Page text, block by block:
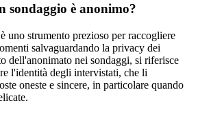
sondaggio è anonimo?
è uno strumento prezioso per raccogliere
salvaguardando la privacy dei
dell'anonimato nei sondaggi, si riferisce
l'identità degli intervistati, che li
oneste e sincere, in particolare quando
.